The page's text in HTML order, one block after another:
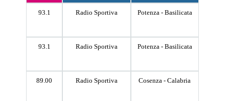
93.1 Radio Sportiva Potenza - Basilicata
93.1 Radio Sportiva Potenza - Basilicata
89.00 Radio Sportiva Cosenza - Calabria